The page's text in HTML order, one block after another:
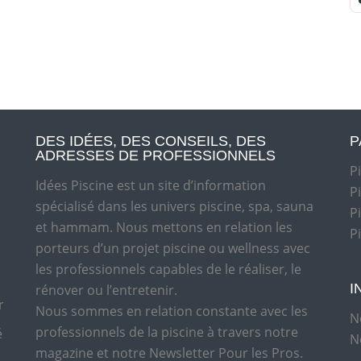
DES IDÉES, DES CONSEILS, DES
ADRESSES DE PROFESSIONNELS
Idées Piscine est un site d’information
spécialisé dans les univers piscine, spa, sauna
et hammam. Nous mettons en relation les
porteurs d’un projet piscine ou wellness avec
les professionnels capables de le réaliser, le
rénover ou l’entretenir.
Nous sommes en relation constante avec les
professionnels de la piscine à travers notre
magazine et notre Newsletter Pour les Pros.